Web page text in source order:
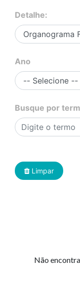
Detalhe:
Ano
Busque por
Limpar
Não